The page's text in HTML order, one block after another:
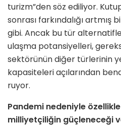
turizm”den söz ediliyor.
sonrası farkındalığı artmış
gibi. An­cak bu tür
ulaşma potansiyelleri,
sektörünün diğer türlerinin
kapasiteleri açılarından
ruyor.
Pandemi nedeniyle
milliyetçiliğin güçleneceği ve